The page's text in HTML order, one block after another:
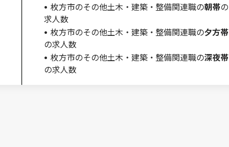
枚方市のその他土木・建築・整備関連職の朝帯の
求人数
枚方市のその他土木・建築・整備関連職の夕方帯
の求人数
枚方市のその他土木・建築・整備関連職の深夜帯
の求人数